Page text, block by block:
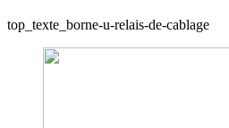
top_texte_borne-u-relais-de-cablage